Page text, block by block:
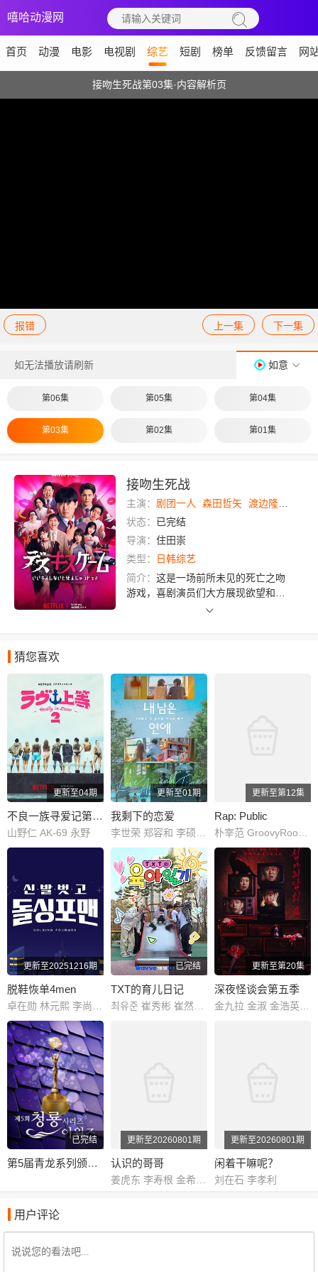
嘻哈动漫网
首页 动漫 电影 电视剧 综艺 短剧 榜单 反馈留言 网
接吻生死战第03集·内容解析页
报错 上一集 下一集
如无法播放请刷新 如意
第06集 第05集 第04集
第03集 第02集 第01集
接吻生死战
主演： 剧团一人 森田哲矢 渡边隆
状态： 已完结
导演： 住田崇
类型：
日韩综艺
简介： 这是一场前所未见的死亡之吻
游戏，喜剧演员们大方展现欲望和即
兴才华，让人笑到停不下来！谁能献
猜您喜欢
更新至04期
不良一族寻爱记第二季
山野仁 AK-69 永野
更新至01期
我剩下的恋爱
更新至第12集
Rap: Public
更新至20251216期
脱鞋恢单4men
卓在勋 林元熙 李尚敏 金俊浩 宋旻浩 表志勋
已完结
TXT的育儿日记
최유준 崔秀彬 崔然竣 崔杋圭 姜太显 休宁凯
更新至第20集
深夜怪谈会第五季
金九拉 金淑 金浩英 池艺恩
已完结
第5届青龙系列颁奖典礼
更新至20260801期
认识的哥哥
姜虎东 李寿根 金希澈 徐章勋 金永哲 金世晃 黄致列 闵京勋 李相旼 张圣圭
更新至20260801期
闲着干嘛呢？
刘在石 李孝利
用户评论